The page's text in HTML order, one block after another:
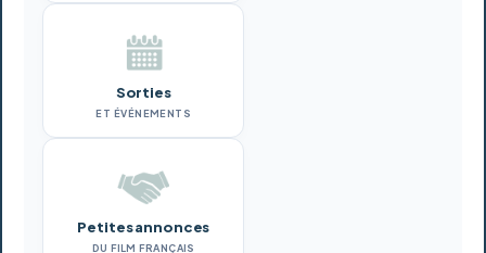
Sorties
ET ÉVÉNEMENTS
Petites annonces
DU FILM FRANÇAIS